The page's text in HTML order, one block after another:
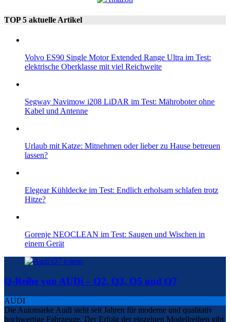
TOP 5 aktuelle Artikel
Volvo ES90 Single Motor Extended Range Ultra im Test:
elektrische Oberklasse mit viel Reichweite
Segway Navimow i208 LiDAR im Test: Mähroboter ohne
Kabel und Antenne
Urlaub mit Katze: Mitnehmen oder lieber zu Hause betreuen
lassen?
Elegear Kühldecke im Test: Endlich erholsam schlafen trotz
Hitze?
Gorenje NEOCLEAN im Test: Saugen und Wischen in
einem Gerät
Q-Reihe von AUDi – Q2, Q3, Q5 und Q7
AUDI
Die Automarke Audi steht seit Jahren für moderne und qualitativ
hochwertige Fahrzeuge. Der Erfolg der einzelnen Modellreihen gibt